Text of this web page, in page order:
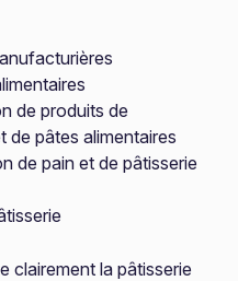
de produits de
de pâtes alimentaires
de pain et de pâtisserie
clairement la pâtisserie